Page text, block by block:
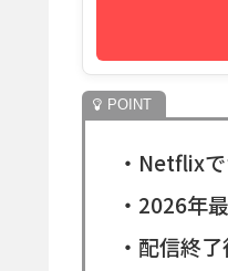
・Netflix
・2026年
・配信終